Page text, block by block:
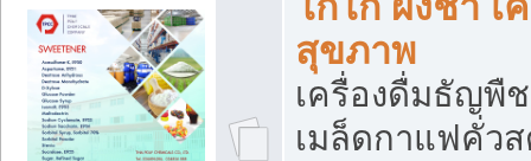
สุขภาพ
เครื่องดื่มธัญพื
เมล็ดกาแฟคั่ว